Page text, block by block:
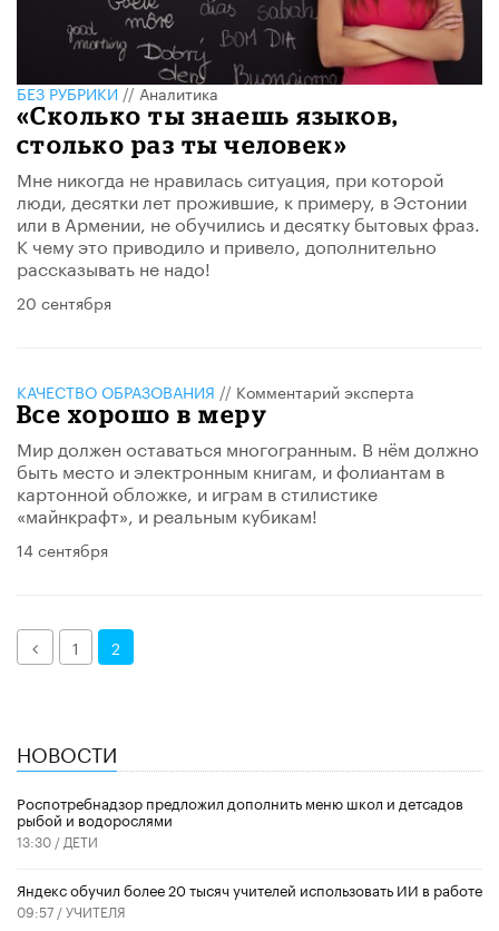
БЕЗ РУБРИКИ//Аналитика
«Сколько ты знаешь языков,
столько раз ты человек»
Мне никогда не нравилась ситуация, при которой
люди, десятки лет прожившие, к примеру, в Эстонии
или в Армении, не обучились и десятку бытовых фраз.
К чему это приводило и привело, дополнительно
рассказывать не надо!
20 сентября
КАЧЕСТВО ОБРАЗОВАНИЯ // Комментарий эксперта
Все хорошо в меру
Мир должен оставаться многогранным. В нём должно
быть место и электронным книгам, и фолиантам в
картонной обложке, и играм в стилистике
«майнкрафт», и реальным кубикам!
14 сентября
Назад1 2
НОВОСТИ
Роспотребнадзор предложил дополнить меню школ и детсадов
рыбой и водорослями
13:30 / ДЕТИ
​Яндекс обучил более 20 тысяч учителей использовать ИИ в работе
09:57 /УЧИТЕЛЯ